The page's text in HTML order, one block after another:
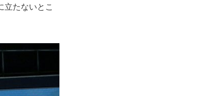
立たないとこ